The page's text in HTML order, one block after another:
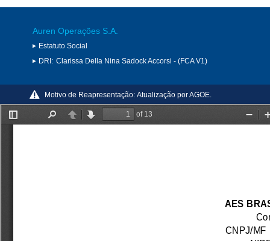
Auren Operações S.A.
Estatuto Social
DRI: Clarissa Della Nina Sadock Accorsi - (FCA V1)
Motivo de Reapresentação: Atualização por AGOE.